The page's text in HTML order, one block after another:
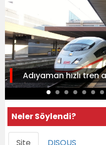
Adıyaman hızlı tren
Neler Söylendi?
Site DISQUS